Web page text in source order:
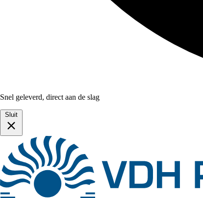
Snel geleverd, direct aan de slag
Sluit